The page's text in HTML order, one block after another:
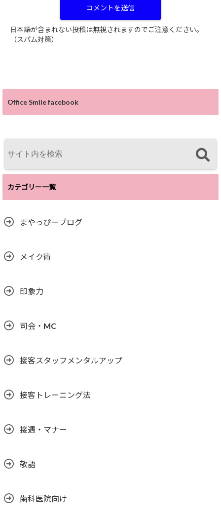
日本語が含まれない投稿は無視されますのでご注意ください。
（スパム対策）
Office Smile facebook
カテゴリー一覧
まやっぴーブログ
メイク術
印象力
司会・MC
接客スタッフメンタルアップ
接客トレーニング法
接遇・マナー
敬語
歯科医院向け